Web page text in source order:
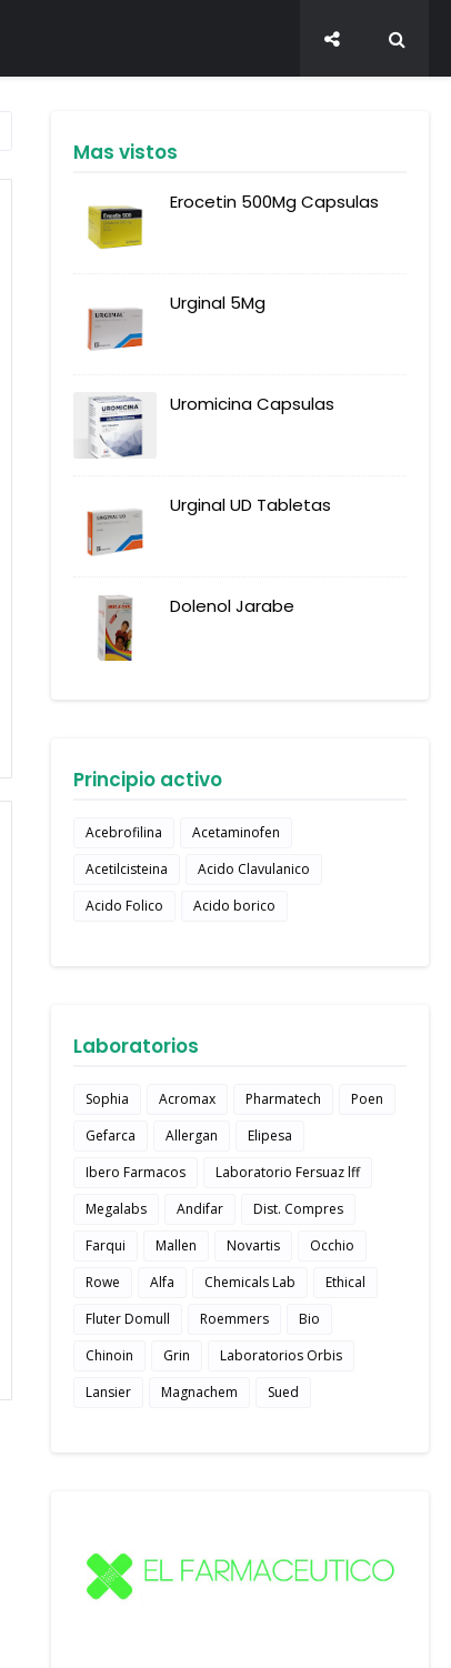
Mas vistos
Erocetin 500Mg Capsulas
Urginal 5Mg
Uromicina Capsulas
Urginal UD Tabletas
Dolenol Jarabe
Principio activo
Acebrofilina
Acetaminofen
Acetilcisteina
Acido Clavulanico
Acido Folico
Acido borico
Laboratorios
Sophia Acromax Pharmatech
Poen
Gefarca
Allergan
Elipesa
Ibero Farmacos
Laboratorio Fersuaz lff
Megalabs
Andifar
Dist. Compres
Farqui
Mallen Novartis
Occhio
Rowe
Alfa Chemicals Lab
Ethical
Fluter Domull
Roemmers
Bio
Chinoin
Grin
Laboratorios Orbis
Lansier
Magnachem Sued